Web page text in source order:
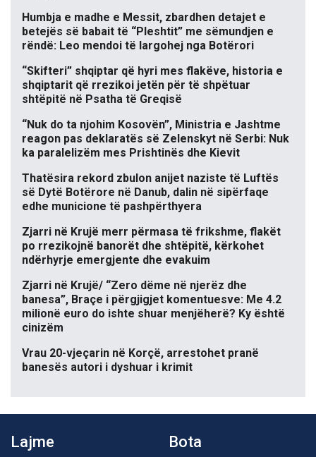
Humbja e madhe e Messit, zbardhen detajet e
betejës së babait të “Pleshtit” me sëmundjen e
rëndë: Leo mendoi të largohej nga Botërori
“Skifteri” shqiptar që hyri mes flakëve, historia e
shqiptarit që rrezikoi jetën për të shpëtuar
shtëpitë në Psatha të Greqisë
“Nuk do ta njohim Kosovën”, Ministria e Jashtme
reagon pas deklaratës së Zelenskyt në Serbi: Nuk
ka paralelizëm mes Prishtinës dhe Kievit
Thatësira rekord zbulon anijet naziste të Luftës
së Dytë Botërore në Danub, dalin në sipërfaqe
edhe municione të pashpërthyera
Zjarri në Krujë merr përmasa të frikshme, flakët
po rrezikojnë banorët dhe shtëpitë, kërkohet
ndërhyrje emergjente dhe evakuim
Zjarri në Krujë/ “Zero dëme në njerëz dhe
banesa”, Braçe i përgjigjet komentuesve: Me 4.2
milionë euro do ishte shuar menjëherë? Ky është
cinizëm
Vrau 20-vjeçarin në Korçë, arrestohet pranë
banesës autori i dyshuar i krimit
Lajme Bota